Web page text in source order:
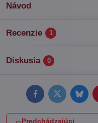
Návod
Recenzie 1
Diskusia 0
FacebookTwitter
Predchádzajúci